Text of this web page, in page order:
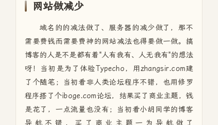
网站做减少
域名的的减法做了、服务器的减少做了，那不
需要费钱而需要费神的网站减法也得要做一做。搞
博客的人是不是都有着"人有我有、人无我有"的想法
呀！当初是为了体验Typecho，用zhangsir.com建
了个随笔；当初看非人类论坛程序不错，也用修罗
程序搭了个iboge.com论坛，结果买了商业主题，钱
是花了，一点流量也没有；当初看小胡同学的博客
导航不错，买了商业主题一为导航做了